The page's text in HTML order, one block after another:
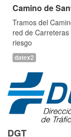
Camino de
Tramos del
red de
riesgo
datex2
DGT